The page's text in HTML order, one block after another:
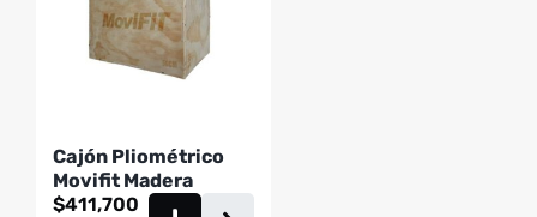
Cajón Pliométrico
Movifit Madera
$411,700